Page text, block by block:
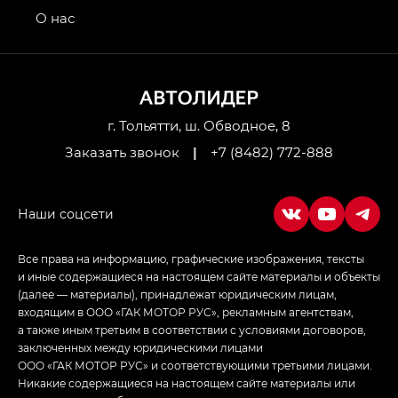
привод — GB AWD, Джи Эль Полный привод —
Джи Ти — GT, Джи Икс — GX,
Джи Икс ПРЕМИУМ — GX PREMIUM, ЛАУНЖ —
Empow — Эмпау (Empow) в комплектации
г. Тольятти, ш. Обводное, 8
Заказать звонок
| +7 (8482) 772-888
О нас
Все права на информацию, графические изображения, тексты
и иные содержащиеся на настоящем сайте материалы и объекты
(далее — материалы), принадлежат юридическим лицам,
входящим в ООО «ГАК МОТОР РУС», рекламным агентствам,
а также иным третьим в соответствии с условиями договоров,
заключенных между юридическими лицами
ООО «ГАК МОТОР РУС» и соответствующими третьими лицами.
Никакие содержащиеся на настоящем сайте материалы или